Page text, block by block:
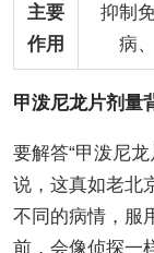
主要
作用
抑制
病
甲泼尼龙片剂量
要解答“甲泼尼
说，这真如老北
不同的病情，服
前，会像侦探一